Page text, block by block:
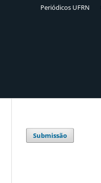
Periódicos UFRN
Submissão